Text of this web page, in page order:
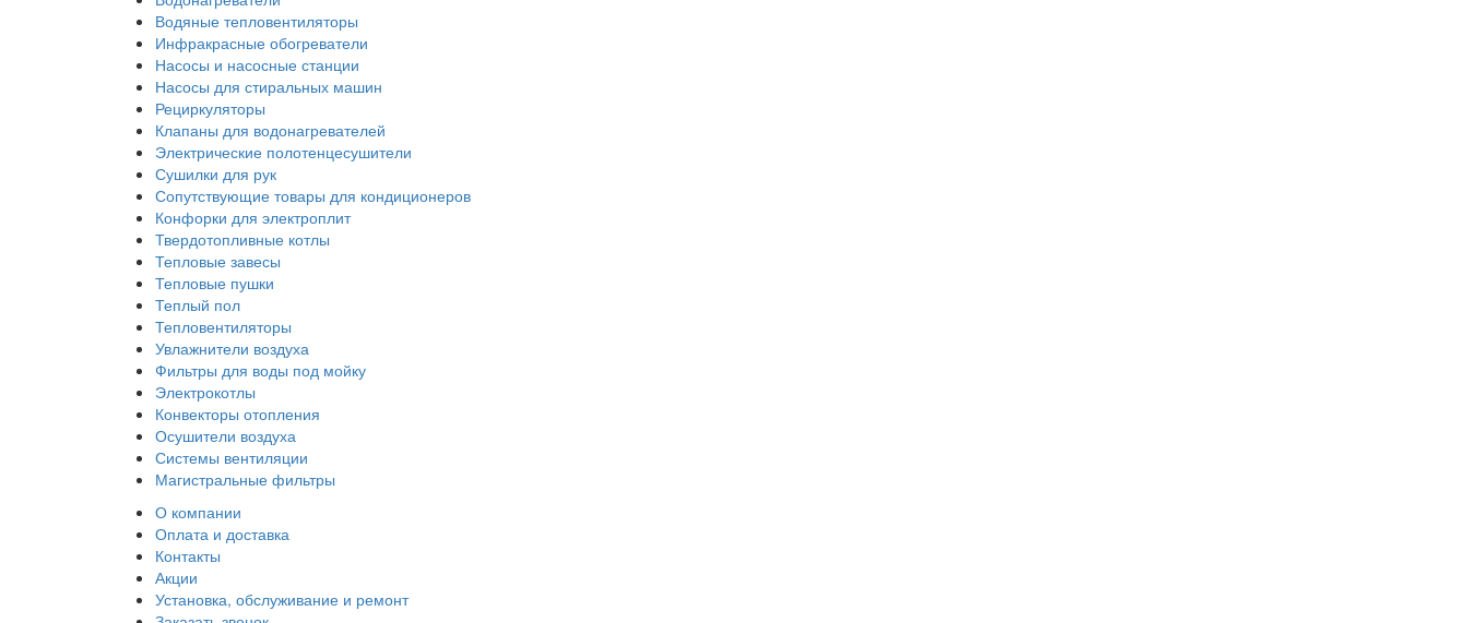
Водяные тепловентиляторы
Инфракрасные обогреватели
Насосы и насосные станции
Насосы для стиральных машин
Рециркуляторы
Клапаны для водонагревателей
Электрические полотенцесушители
Сушилки для рук
Сопутствующие товары для кондиционеров
Конфорки для электроплит
Твердотопливные котлы
Тепловые завесы
Тепловые пушки
Теплый пол
Тепловентиляторы
Увлажнители воздуха
Фильтры для воды под мойку
Электрокотлы
Конвекторы отопления
Осушители воздуха
Системы вентиляции
Магистральные фильтры
О компании
Оплата и доставка
Контакты
Акции
Установка, обслуживание и ремонт